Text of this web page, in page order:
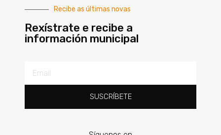
Recibe as últimas novas
Rexístrate e recibe a
información municipal
SUSCRÍBETE